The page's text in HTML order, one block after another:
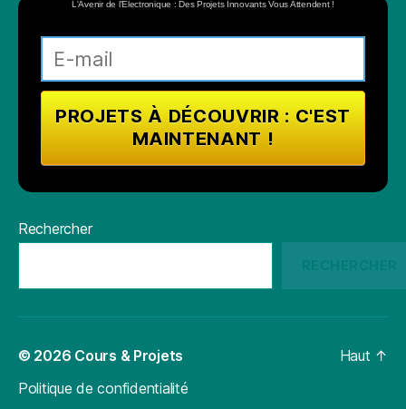
L'Avenir de l'Électronique : Des Projets Innovants Vous Attendent !
Rechercher
© 2026 Cours & Projets
Politique de confidentialité
Haut ↑